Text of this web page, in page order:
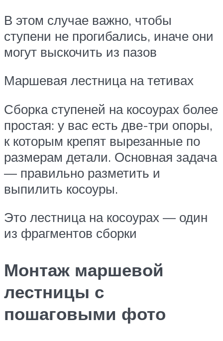
В этом случае важно, чтобы
ступени не прогибались, иначе они
могут выскочить из пазов
Маршевая лестница на тетивах
Сборка ступеней на косоурах более
простая: у вас есть две-три опоры,
к которым крепят вырезанные по
размерам детали. Основная задача
— правильно разметить и
выпилить косоуры.
Это лестница на косоурах — один
из фрагментов сборки
Монтаж маршевой
лестницы с
пошаговыми фото